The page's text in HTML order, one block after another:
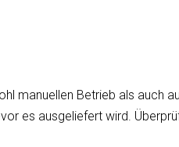
manuellen Betrieb als auch
es ausgeliefert wird.